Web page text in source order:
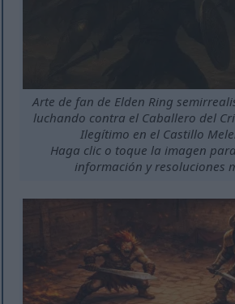
Arte de fan de Elden Ring
luchando contra el Caballero del
Ilegítimo en el Castillo
Haga clic o toque la imagen
información y resoluciones